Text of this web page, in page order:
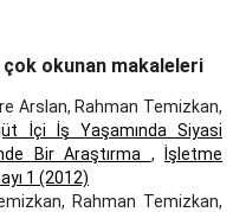
çok okunan makaleleri
Arslan, Rahman Temizkan,
İçi İş Yaşamında Siyasi
Bir Araştırma ,
İşletme
1 (2012)
Rahman Temizkan,